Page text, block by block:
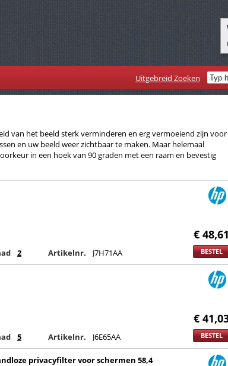
Uitgebreid Zoeken
van het beeld sterk verminderen en erg vermoeiend zijn voor
en uw beeld weer zichtbaar te maken. Maar helemaal
in een hoek van 90 graden met een raam en bevestig
Artikelnr. J7H71AA
€ 48,61
2 BESTEL
Artikelnr. J6E65AA
€
5 BESTEL
privacyfilter voor schermen 58,4